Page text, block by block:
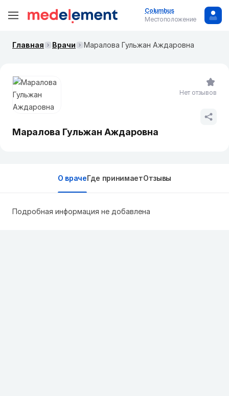
Columbus
Местоположение
Главная Врачи Маралова Гульжан Аждаровна
Маралова Гульжан Аждаровна
Нет отзывов
О врачеГде принимаетОтзывы
Подробная информация не добавлена